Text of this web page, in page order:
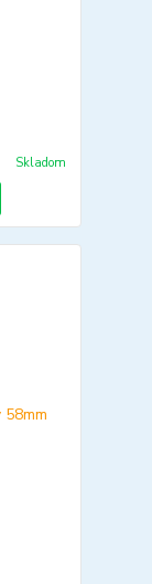
Skladom